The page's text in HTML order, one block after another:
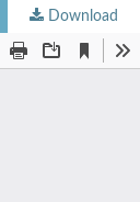
Download